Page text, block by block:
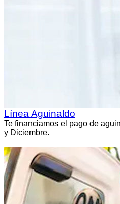
Línea Aguinaldo
Te financiamos el pago de
y Diciembre.